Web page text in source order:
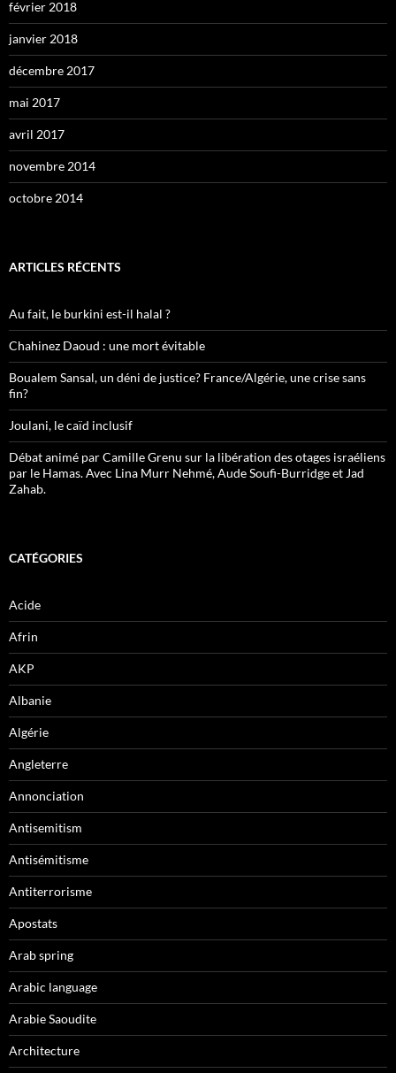
février 2018
janvier 2018
décembre 2017
mai 2017
avril 2017
novembre 2014
octobre 2014
ARTICLES RÉCENTS
Au fait, le burkini est-il halal ?
Chahinez Daoud : une mort évitable
Boualem Sansal, un déni de justice? France/Algérie, une crise sans
fin?
Joulani, le caïd inclusif
Débat animé par Camille Grenu sur la libération des otages israéliens
par le Hamas. Avec Lina Murr Nehmé, Aude Soufi-Burridge et Jad
Zahab.
CATÉGORIES
Acide
Afrin
AKP
Albanie
Algérie
Angleterre
Annonciation
Antisemitism
Antisémitisme
Antiterrorisme
Apostats
Arab spring
Arabic language
Arabie Saoudite
Architecture